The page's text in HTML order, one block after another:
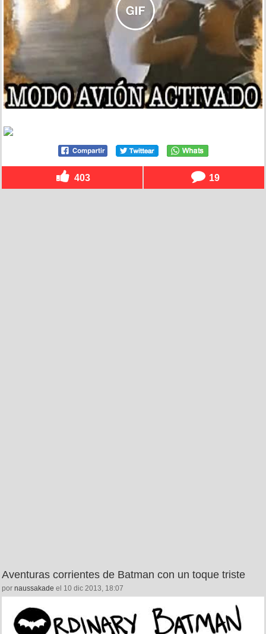
403 19
Aventuras corrientes de Batman con un toque triste
por naussakade el 10 dic 2013, 18:07